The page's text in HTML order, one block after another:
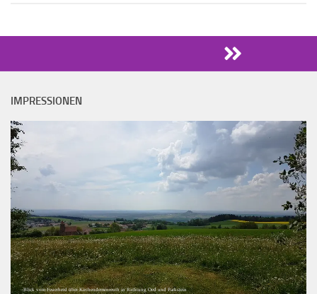
IMPRESSIONEN
Blick vom Feuerherd über Kirchendemenreuth in Richtung Oed und Parkstein